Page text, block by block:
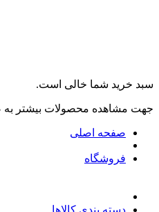
سبد خرید شما خالی است.
جهت مشاهده محصولات بیشتر به
صفحه اصلی
فروشگاه
دسته بندی کالاها